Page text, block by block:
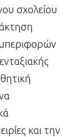
σχολείου
και την